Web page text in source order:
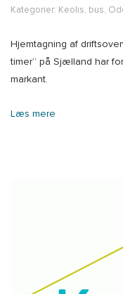
Kategorier: Keolis, bus,
Hjemtagning af
timer” på Sjælland har
markant.
Læs mere